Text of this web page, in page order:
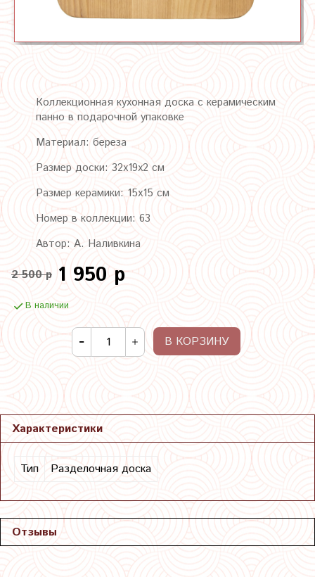
Коллекционная кухонная доска с керамическим
панно в подарочной упаковке
Материал: береза
Размер доски: 32х19х2 см
Размер керамики: 15х15 см
Номер в коллекции: 63
Автор: А. Наливкина
2 500 р 1 950 р
В наличии
В КОРЗИНУ
Характеристики
Тип Разделочная доска
Отзывы